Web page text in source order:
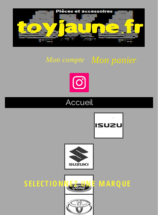
Mon compte Mon panier
Accueil
SELECTIONNEZ UNE MARQUE